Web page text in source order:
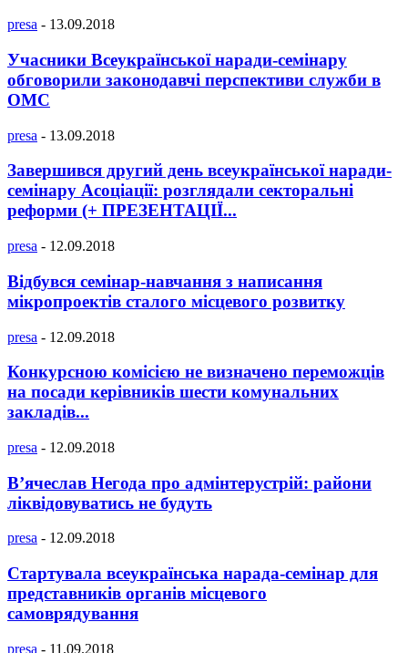
presa - 13.09.2018
Учасники Всеукраїнської наради-семінару
обговорили законодавчі перспективи служби в
ОМС
presa - 13.09.2018
Завершився другий день всеукраїнської наради-
семінару Асоціації: розглядали секторальні
реформи (+ ПРЕЗЕНТАЦІЇ...
presa - 12.09.2018
Відбувся семінар-навчання з написання
мікропроектів сталого місцевого розвитку
presa - 12.09.2018
Конкурсною комісією не визначено переможців
на посади керівників шести комунальних
закладів...
presa - 12.09.2018
В’ячеслав Негода про адмінтерустрій: райони
ліквідовуватись не будуть
presa - 12.09.2018
Стартувала всеукраїнська нарада-семінар для
представників органів місцевого
самоврядування
presa - 11.09.2018